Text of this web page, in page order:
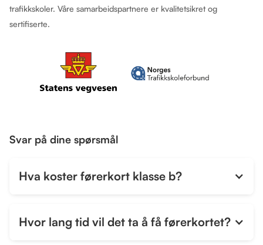
trafikkskoler. Våre samarbeidspartnere er kvalitetsikret og
sertifiserte.
Svar på dine spørsmål
Hva koster førerkort klasse b?
Hvor lang tid vil det ta å få førerkortet?